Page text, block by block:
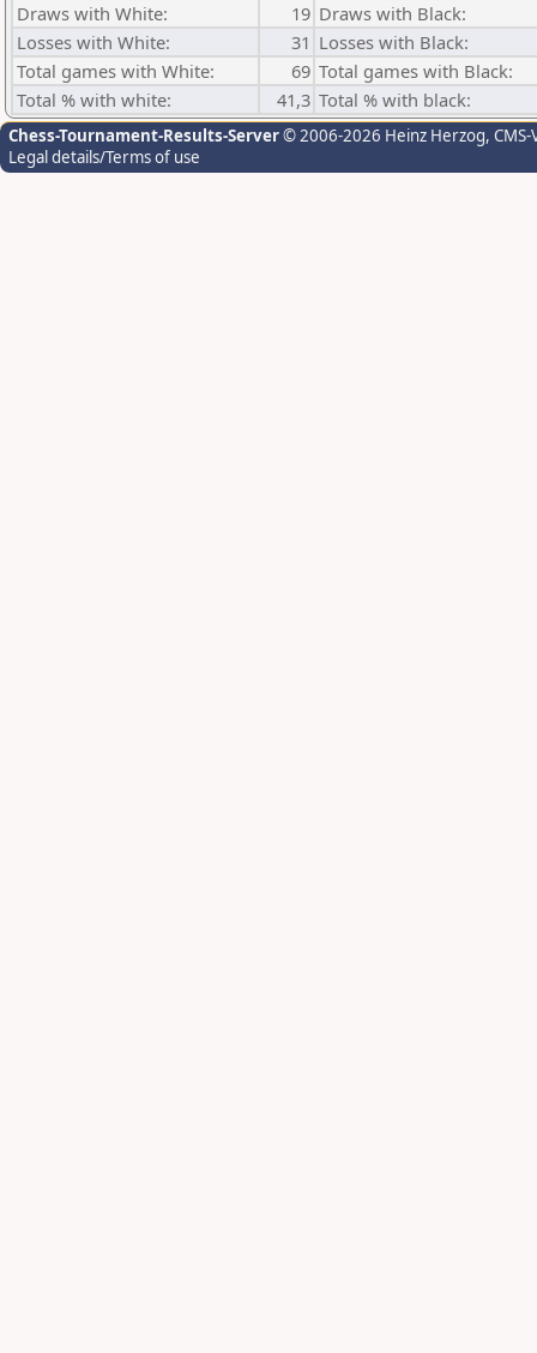
Draws with White:
19 Draws with Black:
Losses with White:
31 Losses with Black:
Total games with White:
69 Total games with Black:
Total % with white:
41,3 Total % with black:
Chess-Tournament-Results-Server© 2006-2026 Heinz Herzog,
Legal details/Terms of use